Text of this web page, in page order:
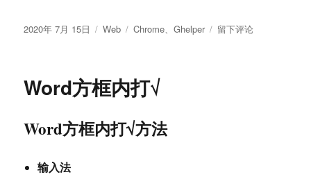
发
2020年 7月 15日
分
Web
标
Chrome、Ghelper
于
留下评论
Word方框内打√
Word方框内打√方法
输入法